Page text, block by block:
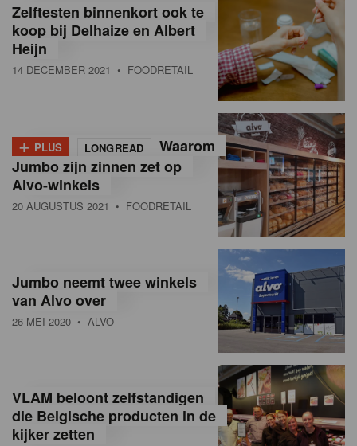
Zelftesten binnenkort ook te
koop bij Delhaize en Albert
Heijn
14 DECEMBER 2021 • FOODRETAIL
+ PLUS LONGREAD
Waarom
Jumbo zijn zinnen zet op
Alvo-winkels
20 AUGUSTUS 2021 • FOODRETAIL
Jumbo neemt twee winkels
van Alvo over
26 MEI 2020 • ALVO
VLAM beloont zelfstandigen
die Belgische producten in de
kijker zetten